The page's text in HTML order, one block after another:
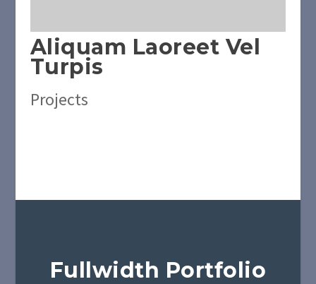
Aliquam Laoreet Vel
Turpis
Projects
Fullwidth Portfolio